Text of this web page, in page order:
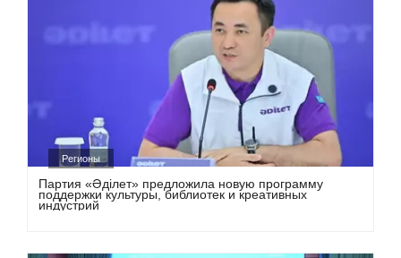
Регионы
Партия «Әділет» предложила новую программу
поддержки культуры, библиотек и креативных
индустрий